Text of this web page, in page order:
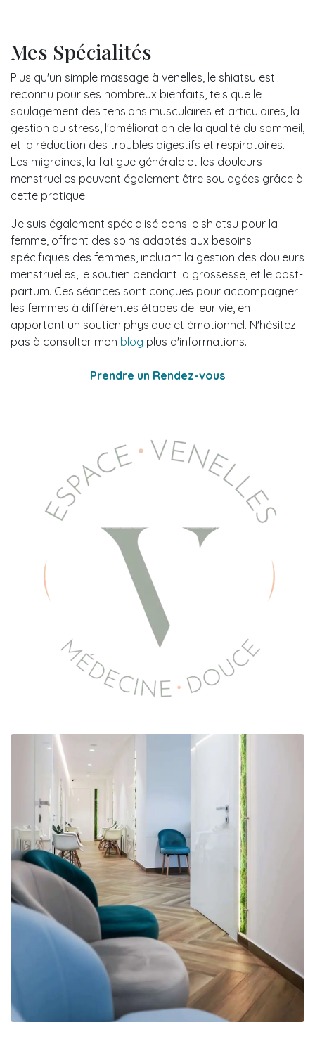
Mes Spécialités
Plus qu'un simple massage à venelles, le shiatsu est
reconnu pour ses nombreux bienfaits, tels que le
soulagement des tensions musculaires et articulaires, la
gestion du stress, l'amélioration de la qualité du sommeil,
et la réduction des troubles digestifs et respiratoires.
Les migraines, la fatigue générale et les douleurs
menstruelles peuvent également être soulagées grâce à
cette pratique.
Je suis également spécialisé dans le shiatsu pour la
femme, offrant des soins adaptés aux besoins
spécifiques des femmes, incluant la gestion des douleurs
menstruelles, le soutien pendant la grossesse, et le post-
partum. Ces séances sont conçues pour accompagner
les femmes à différentes étapes de leur vie, en
apportant un soutien physique et émotionnel. N'hésitez
pas à consulter mon blog plus d'informations.
Prendre un Rendez-vous